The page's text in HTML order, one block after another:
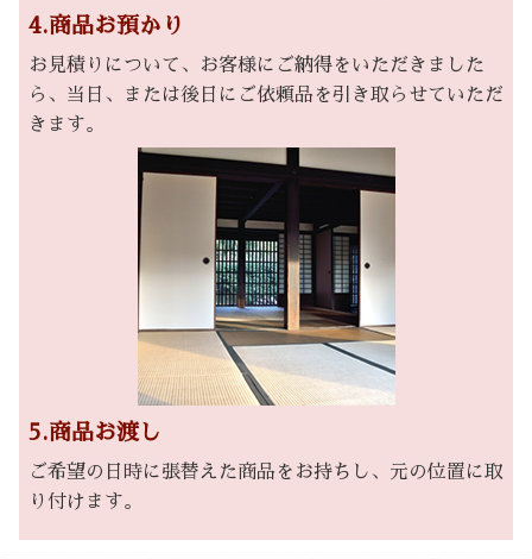
4.商品お預かり
お見積りについて、お客様にご納得をいただきました
ら、当日、または後日にご依頼品を引き取らせていただ
きます。
5.商品お渡し
ご希望の日時に張替えた商品をお持ちし、元の位置に取
り付けます。